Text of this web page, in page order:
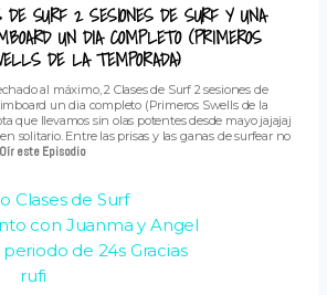
DE SURF 2 SESIONES DE SURF Y UNA
UN DIA COMPLETO (PRIMEROS
DE LA TEMPORADA)
al máximo, 2 Clases de Surf 2 sesiones de
un dia completo (Primeros Swells de la
que llevamos sin olas potentes desde mayo jajajaj
solitario. Entre las prisas y las ganas de surfear no
Oír este Episodio